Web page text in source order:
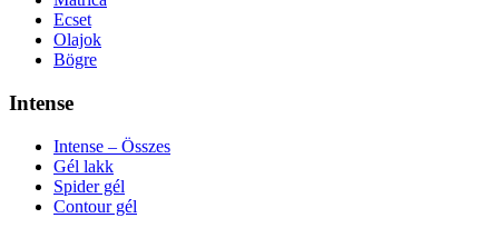
Ecset
Olajok
Bögre
Intense
Intense – Összes
Gél lakk
Spider gél
Contour gél